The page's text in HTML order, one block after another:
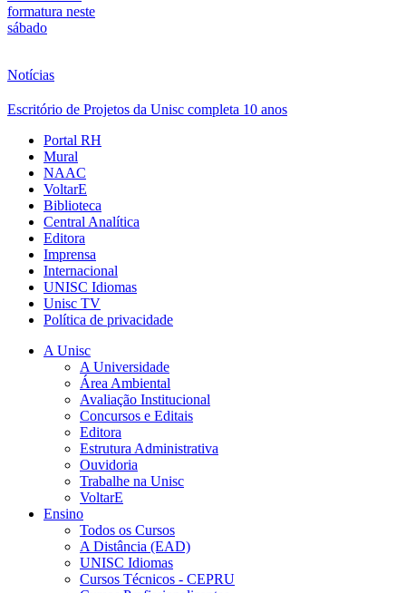
formatura neste
sábado
Notícias
Escritório de Projetos da Unisc completa 10 anos
Portal RH
Mural
NAAC
VoltarE
Biblioteca
Central Analítica
Editora
Imprensa
Internacional
UNISC Idiomas
Unisc TV
Política de privacidade
A Unisc
A Universidade
Área Ambiental
Avaliação Institucional
Concursos e Editais
Editora
Estrutura Administrativa
Ouvidoria
Trabalhe na Unisc
VoltarE
Ensino
Todos os Cursos
A Distância (EAD)
UNISC Idiomas
Cursos Técnicos - CEPRU